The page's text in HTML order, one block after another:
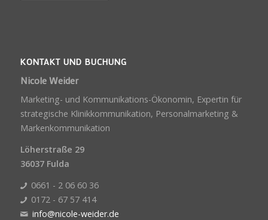
KONTAKT UND BUCHUNG
Nicole Weider
Marketing- und Kommunikations-Ökonomin, Expertin für
strategische Klinikkommunikation, Personalmarketing &
Markenkommunikation
Löherstraße 29
36037 Fulda
0661 - 2 06 60 36
0172 - 67 57 414
info@nicole-weider.de